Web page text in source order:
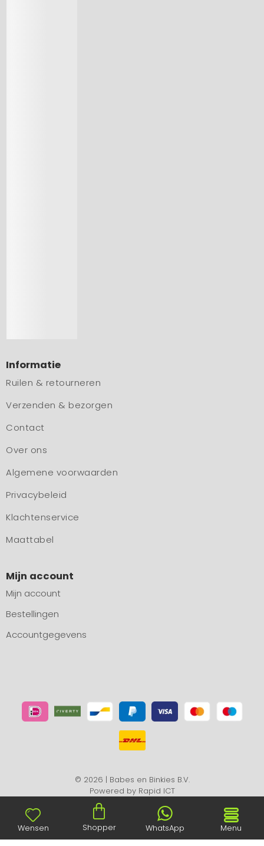
Informatie
Ruilen & retourneren
Verzenden & bezorgen
Contact
Over ons
Algemene voorwaarden
Privacybeleid
Klachtenservice
Maattabel
Mijn account
Mijn account
Bestellingen
Accountgegevens
© 2026 | Babes en Binkies B.V.
Powered by Rapid ICT
Wensen Shopper WhatsApp Menu